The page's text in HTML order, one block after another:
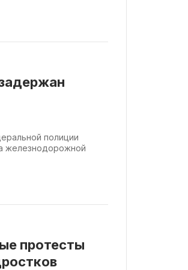
полиции
железнодорожной
протесты